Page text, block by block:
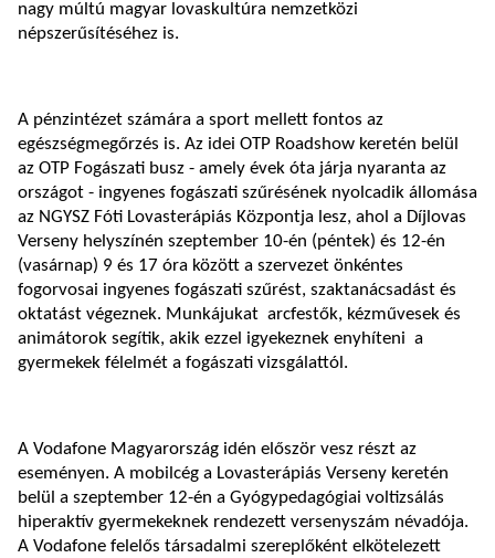
nagy múltú magyar lovaskultúra nemzetközi
népszerűsítéséhez is.
A pénzintézet számára a sport mellett fontos az
egészségmegőrzés is. Az idei OTP Roadshow keretén belül
az OTP Fogászati busz - amely évek óta járja nyaranta az
országot - ingyenes fogászati szűrésének nyolcadik állomása
az NGYSZ Fóti Lovasterápiás Központja lesz, ahol a Díjlovas
Verseny helyszínén szeptember 10-én (péntek) és 12-én
(vasárnap) 9 és 17 óra között a szervezet önkéntes
fogorvosai ingyenes fogászati szűrést, szaktanácsadást és
oktatást végeznek. Munkájukat arcfestők, kézművesek és
animátorok segítik, akik ezzel igyekeznek enyhíteni a
gyermekek félelmét a fogászati vizsgálattól.
A Vodafone Magyarország idén először vesz részt az
eseményen. A mobilcég a Lovasterápiás Verseny keretén
belül a szeptember 12-én a Gyógypedagógiai voltizsálás
hiperaktív gyermekeknek rendezett versenyszám névadója.
A Vodafone felelős társadalmi szereplőként elkötelezett